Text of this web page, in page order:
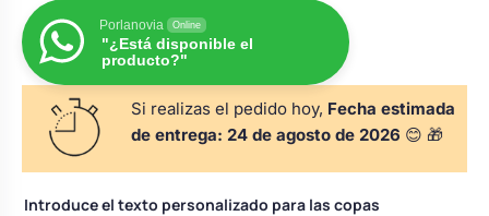
para arras
alianzas
Perchas de comunión
personalizadas
Rasca y Gana para Comunión:
Sorpresas y Diversión
Bolsos personalizados
Neceseres personalizados
Otros regalos
Porlanovia Online
"¿Está disponible el
producto?"
Si realizas el pedido hoy, Fecha estimada
de entrega: 24 de agosto de 2026 😊 🎁
Introduce el texto personalizado para las copas